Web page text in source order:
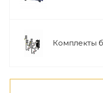
Комплекты